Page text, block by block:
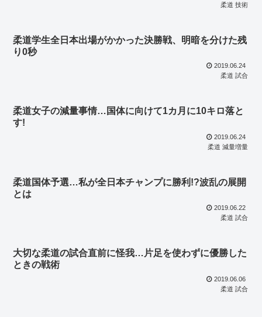
柔道 技術
柔道学生全日本出場がかかった決勝戦、明暗を分けた残
り0秒
2019.06.24
柔道 試合
柔道女子の減量事情…国体に向けて1カ月に10キロ落と
す!
2019.06.24
柔道 減量増量
柔道国体予選…私が全日本チャンプに勝利!?波乱の展開
とは
2019.06.22
柔道 試合
大切な柔道の試合直前に怪我…片足を使わずに優勝した
ときの戦術
2019.06.06
柔道 試合